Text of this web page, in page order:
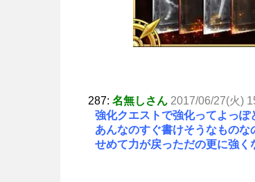
287: 名無しさん 2017/06/27(火)
強化クエストで強化ってよっぽ
あんなのすぐ書けそうなものな
せめて力が戻っただの更に強く